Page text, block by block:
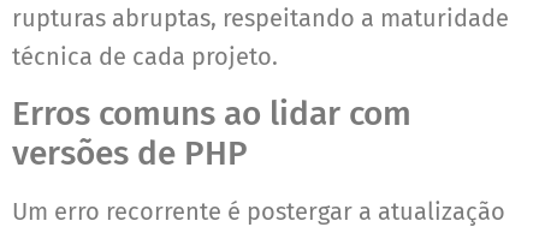
rupturas abruptas, respeitando a maturidade
técnica de cada projeto.
Erros comuns ao lidar com
versões de PHP
Um erro recorrente é postergar a atualização